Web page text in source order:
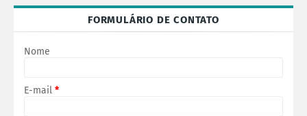
FORMULÁRIO DE CONTATO
Nome
E-mail *